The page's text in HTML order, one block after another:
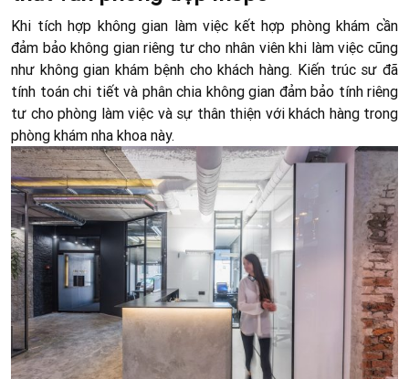
Khi tích hợp không gian làm việc kết hợp phòng khám cần
đảm bảo không gian riêng tư cho nhân viên khi làm việc cũng
như không gian khám bệnh cho khách hàng. Kiến trúc sư đã
tính toán chi tiết và phân chia không gian đảm bảo tính riêng
tư cho phòng làm việc và sự thân thiện với khách hàng trong
phòng khám nha khoa này.